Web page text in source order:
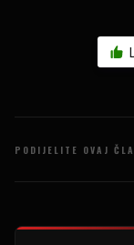
PODIJELITE OVAJ